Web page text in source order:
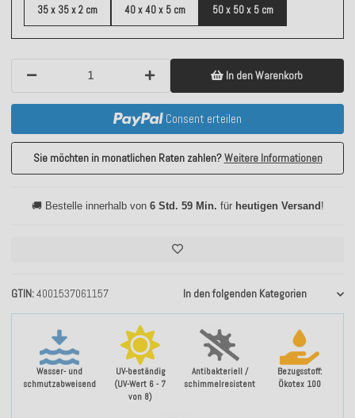
Wasser- und
schmutzabweisend
UV-beständig
(UV-Wert 6 - 7
von 8)
Antibakteriell /
schimmelresistent
Bezugsstoff:
Ökotex 100
GTIN 4001537061157 In den folgenden Kategorien
35 x 35 x 2 cm 40 x 40 x 5 cm 50 x 50 x 5 cm
In den Warenkorb
Consent erteilen
Sie möchten in monatlichen Raten zahlen?Weitere Informationen
🚚 Bestelle innerhalb von 6 Std. 59 Min. für heutigen Versand!